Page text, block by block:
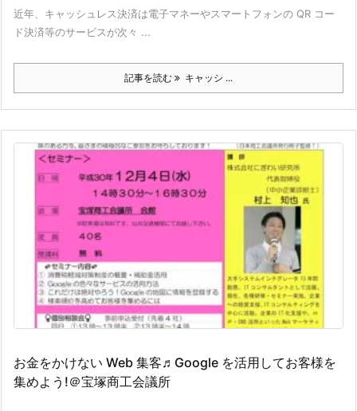
近年、キャッシュレス決済は電子マネーやスマートフォンの QR コー
ド決済等のサービスが次々 ...
記事を読む キャッシ ...
お金をかけない Web 集客♬Google を活用してお客様を
集めよう!＠宝塚商工会議所